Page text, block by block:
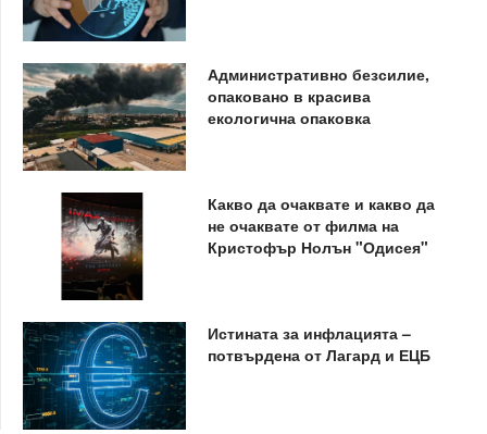
Административно безсилие,
опаковано в красива
екологична опаковка
Какво да очаквате и какво да
не очаквате от филма на
Кристофър Нолън "Одисея"
Истината за инфлацията –
потвърдена от Лагард и ЕЦБ